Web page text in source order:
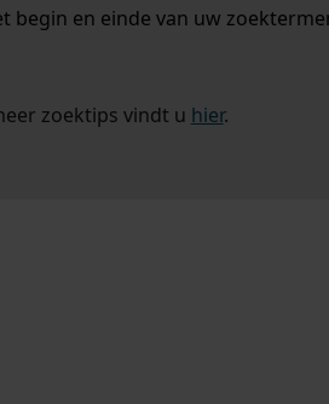
begin en einde van uw
zoektips vindt u hier.